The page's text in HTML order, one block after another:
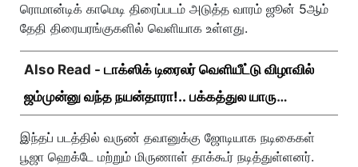
ரொமான்டிக் காமெடி திரைப்படம் அடுத்த வாரம் ஜூன் 5ஆம்
தேதி திரையரங்குகளில் வெளியாக உள்ளது.
Also Read - டாக்ஸிக் டிரைலர் வெளியீட்டு விழாவில்
ஜம்முன்னு வந்த நயன்தாரா!.. பக்கத்துல யாரு
இந்தப் படத்தில் வருண் தவானுக்கு ஜோடியாக நடிகைகள்
பூஜா ஹெக்டே மற்றும் மிருணாள் தாக்கூர் நடித்துள்ளனர்.